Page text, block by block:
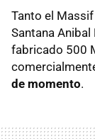
Tanto el
Santana Anibal
fabricado 500
de momento.